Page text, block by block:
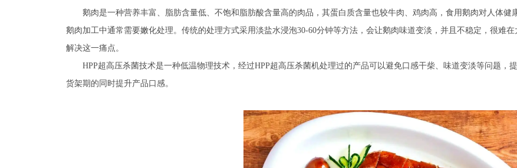
鹅肉是一种营养丰富、脂肪含量低、不饱和脂肪酸含量高的肉品，其蛋白质含量也较牛肉、鸡肉高，食用鹅肉对人体
鹅肉加工中通常需要嫩化处理。传统的处理方式采用淡盐水浸泡30-60分钟等方法，会让鹅肉味道变淡，并且不稳定，很难
解决这一痛点。
HPP超高压杀菌技术是一种低温物理技术，经过HPP超高压杀菌机处理过的产品可以避免口感干柴、味道变淡等问题，
货架期的同时提升产品口感。